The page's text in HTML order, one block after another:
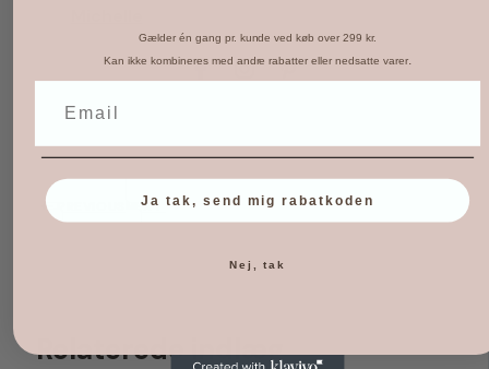
NEXT
Relaterede indlæg
Gælder én gang pr. kunde ved køb over 299 kr.
Kan ikke kombineres med andre rabatter eller nedsatte varer.
Ja tak, send mig rabatkoden
Nej, tak